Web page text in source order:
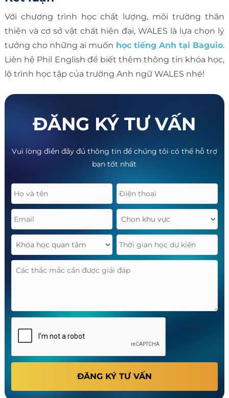
Với chương trình học chất lượng, môi trường thân
thiện và cơ sở vật chất hiện đại, WALES là lựa chọn lý
tưởng cho những ai muốn học tiếng Anh tại Baguio.
Liên hệ Phil English để biết thêm thông tin khóa học,
lộ trình học tập của trường Anh ngữ WALES nhé!
ĐĂNG KÝ TƯ VẤN
Vui lòng điền đầy đủ thông tin để chúng tôi có thể hỗ trợ
bạn tốt nhất
ĐĂNG KÝ TƯ VẤN